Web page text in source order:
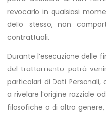
revocarlo in qualsiasi
dello stesso, non
contrattuali.
Durante l’esecuzione delle
del trattamento potrà
particolari di Dati Personali,
a rivelare l’origine razziale
filosofiche o di altro genere,